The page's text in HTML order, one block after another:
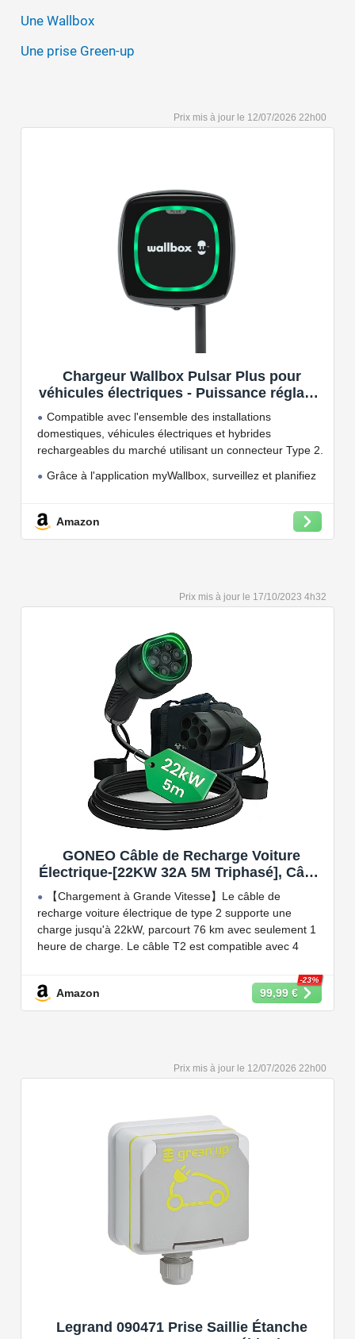
Une Wallbox
Une prise Green-up
12/07/2026 22h00
Chargeur Wallbox Pulsar Plus pour
véhicules électriques - Puissance réglable
jusqu'à 7.4 KW, câble de Charge Type 2,
Wi-FI et Bluetooth, OCPP
Compatible avec l'ensemble des installations
domestiques, véhicules électriques et hybrides
rechargeables du marché utilisant un connecteur Type 2.
Grâce à l'application myWallbox, surveillez et planifiez
Convient à une installation à l'intérieur et à l'extérieur,
Capacité de charge à puissance réglable jusqu'à 22
kW. Câble de charge Type 2 de 5 ou 7 mètres de long.
Compatible avec tous les compteurs d'énergie Wallbox
permettant d'éviter les pannes de courant, les surprises
sur vos factures d'énergie et de charger votre VE avec
vos panneaux solaires.
Amazon
17/10/2023 4h32
GONEO Câble de Recharge Voiture
Électrique-[22KW 32A 5M Triphasé], Câble
Type 2 à Type 2 EV/PHEV, Câble T2 avec
Sac de Transport, Compatible avec Model
3/S/X/Y, e-208, ID.5, E-Tron, IONIQ 5, Zoe,
etc
【Chargement à Grande Vitesse】Le câble de
recharge voiture électrique de type 2 supporte une
charge jusqu'à 22kW, parcourt 76 km avec seulement 1
heure de charge. Le câble T2 est compatible avec 4
【Conception Sécurisée】Nos câbles type 2 vous
de recharge de type 1, CCS1, CHAdeMO et GB/T.
voiture électrique de type 2 est conforme à la norme
européenne IEC 62196 et convient à tous les EV et
PHEV avec type 2 et CCS2. Convient aux modèles
Y/3/S/X, i3, iX, ID.3, ID.4, ID.5, E-Tron, ZOE, Kona, Leaf,
【Qualité Solide et Fiable】Résistant à l'eau - IP54,
utilise un câble TPU de haute qualité, isolé sans choc
électrique, résistant à l'usure et à la flexion. Testé avec
10,000 cycles d'insertion et une capacité de charge de 2
tonnes et un test de chute d'un mètre, évitant les risques
main résistant à l'usure pour économiser de l'espace. Le
Amazon 99,99 €
-23%
12/07/2026 22h00
Legrand 090471 Prise Saillie Étanche